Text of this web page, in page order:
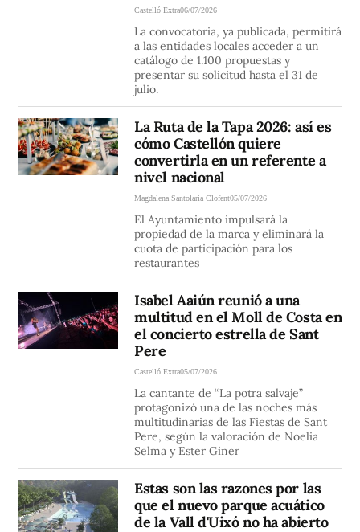
Castelló Extra06/07/2026
La convocatoria, ya publicada, permitirá
a las entidades locales acceder a un
catálogo de 1.100 propuestas y
presentar su solicitud hasta el 31 de
julio.
La Ruta de la Tapa 2026: así es
cómo Castellón quiere
convertirla en un referente a
nivel nacional
Magdalena Santolaria Clofent05/07/2026
El Ayuntamiento impulsará la
propiedad de la marca y eliminará la
cuota de participación para los
restaurantes
Isabel Aaiún reunió a una
multitud en el Moll de Costa en
el concierto estrella de Sant
Pere
Castelló Extra05/07/2026
La cantante de “La potra salvaje”
protagonizó una de las noches más
multitudinarias de las Fiestas de Sant
Pere, según la valoración de Noelia
Selma y Ester Giner
Estas son las razones por las
que el nuevo parque acuático
de la Vall d'Uixó no ha abierto